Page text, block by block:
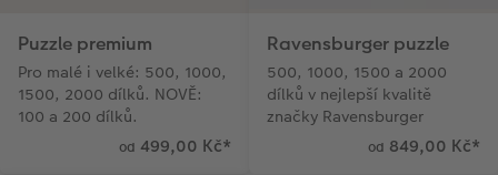
Puzzle premium
Pro malé i velké: 500, 1000,
1500, 2000 dílků. NOVĚ:
100 a 200 dílků.
od 499,00 Kč*
Ravensburger puzzle
500, 1000, 1500 a 2000
dílků v nejlepší kvalitě
značky Ravensburger
od 849,00 Kč*